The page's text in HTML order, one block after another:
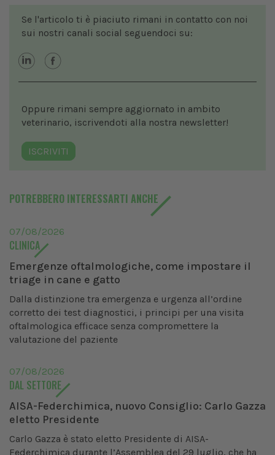
Se l'articolo ti è piaciuto rimani in contatto con noi
sui nostri canali social seguendoci su:
Oppure rimani sempre aggiornato in ambito
veterinario, iscrivendoti alla nostra newsletter!
ISCRIVITI
POTREBBERO INTERESSARTI ANCHE
07/08/2026
CLINICA
Emergenze oftalmologiche, come impostare il
triage in cane e gatto
Dalla distinzione tra emergenza e urgenza all’ordine
corretto dei test diagnostici, i principi per una visita
oftalmologica efficace senza compromettere la
valutazione del paziente
07/08/2026
DAL SETTORE
AISA-Federchimica, nuovo Consiglio: Carlo Gazza
eletto Presidente
Carlo Gazza è stato eletto Presidente di AISA-
Federchimica durante l’Assemblea del 29 luglio, che ha